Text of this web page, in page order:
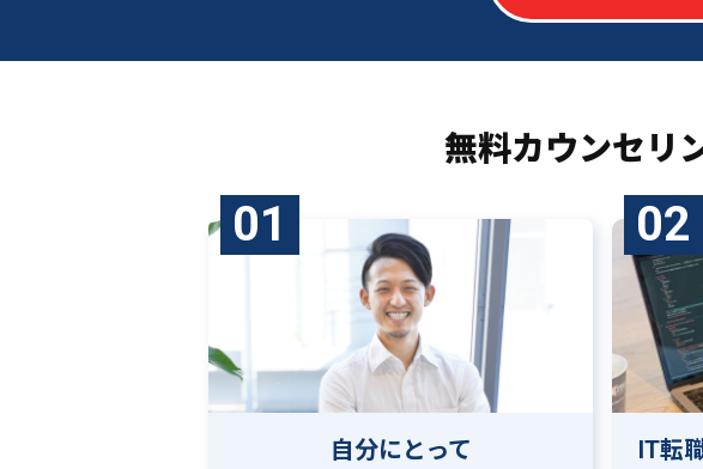
無料カウンセリ
01
自分にとって
02
IT転